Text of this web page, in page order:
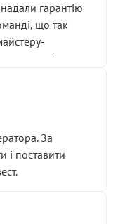
вже не
її цей сервіс
працює не
гарантію
що так
по суті.
За
і поставити